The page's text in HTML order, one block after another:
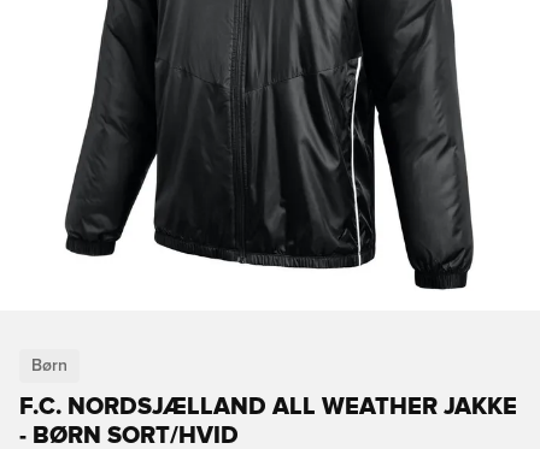
Børn
F.C. NORDSJÆLLAND ALL WEATHER JAKKE
- BØRN SORT/HVID